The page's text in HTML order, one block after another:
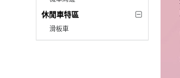
休閒車特區
滑板車